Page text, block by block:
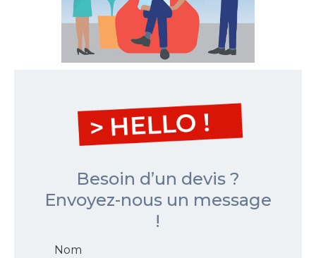
Besoin d’un devis ?
Envoyez-nous un message
!